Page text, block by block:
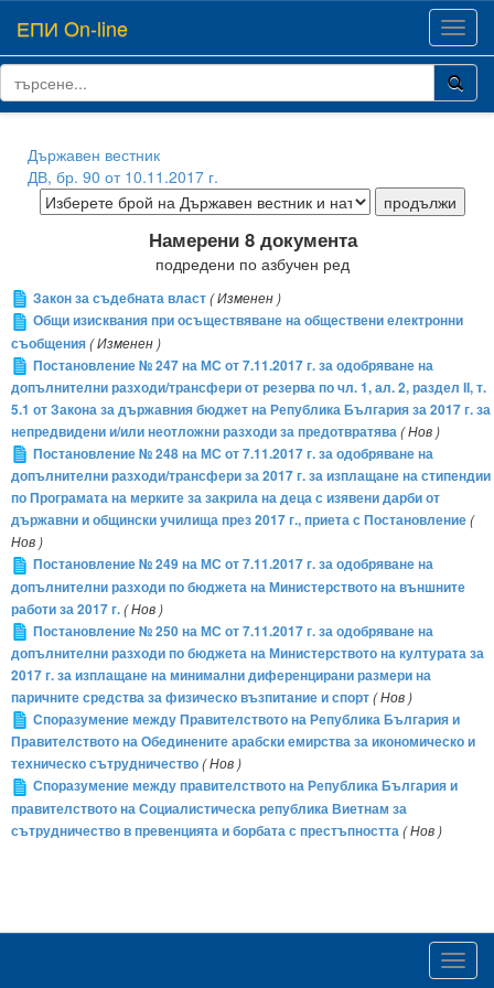
ЕПИ On-line
Държавен вестник
ДВ, бр. 90 от 10.11.2017 г.
Намерени 8 документа
подредени по азбучен ред
Закон за съдебната власт( Изменен )
Общи изисквания при осъществяване на обществени електронни
съобщения( Изменен )
Постановление № 247 на МС от 7.11.2017 г. за одобряване на
допълнителни разходи/трансфери от резерва по чл. 1, ал. 2, раздел ІІ, т.
5.1 от Закона за държавния бюджет на Република България за 2017 г. за
непредвидени и/или неотложни разходи за предотвратява( Нов )
Постановление № 248 на МС от 7.11.2017 г. за одобряване на
допълнителни разходи/трансфери за 2017 г. за изплащане на стипендии
по Програмата на мерките за закрила на деца с изявени дарби от
държавни и общински училища през 2017 г., приета с Постановление(
Нов )
Постановление № 249 на МС от 7.11.2017 г. за одобряване на
допълнителни разходи по бюджета на Министерството на външните
работи за 2017 г.( Нов )
Постановление № 250 на МС от 7.11.2017 г. за одобряване на
допълнителни разходи по бюджета на Министерството на културата за
2017 г. за изплащане на минимални диференцирани размери на
паричните средства за физическо възпитание и спорт( Нов )
Споразумение между Правителството на Република България и
Правителството на Обединените арабски емирства за икономическо и
техническо сътрудничество( Нов )
Споразумение между правителството на Република България и
правителството на Социалистическа република Виетнам за
сътрудничество в превенцията и борбата с престъпността( Нов )